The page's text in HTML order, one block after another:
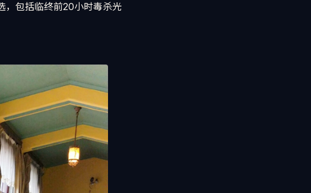
，包括临终前20小时毒杀光